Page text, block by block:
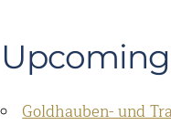
Goldhauben- und